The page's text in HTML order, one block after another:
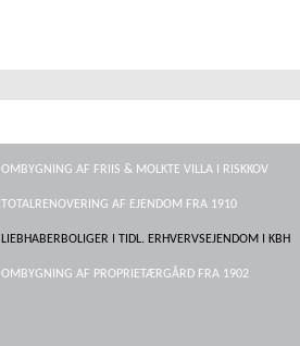
OMBYGNING AF FRIIS & MOLKTE VILLA I RISKKOV
TOTALRENOVERING AF EJENDOM FRA 1910
LIEBHABERBOLIGER I TIDL. ERHVERVSEJENDOM I KBH
OMBYGNING AF PROPRIETÆRGÅRD FRA 1902